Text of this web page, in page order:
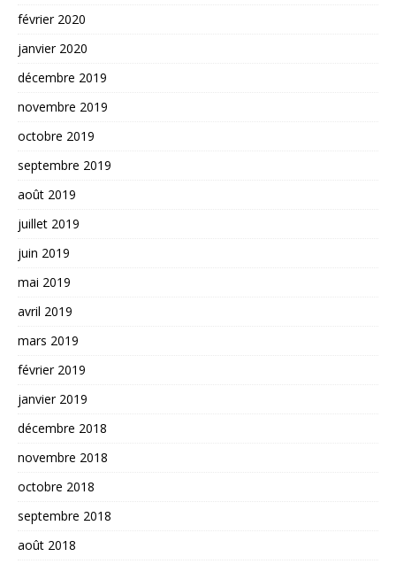
février 2020
janvier 2020
décembre 2019
novembre 2019
octobre 2019
septembre 2019
août 2019
juillet 2019
juin 2019
mai 2019
avril 2019
mars 2019
février 2019
janvier 2019
décembre 2018
novembre 2018
octobre 2018
septembre 2018
août 2018